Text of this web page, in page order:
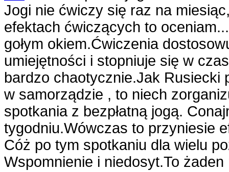
Jogi nie ćwiczy się raz na
efektach ćwiczących to
gołym okiem.Ćwiczenia
umiejętności i stopniuje się w
bardzo chaotycznie.Jak Rusiecki
w samorządzie , to niech
spotkania z bezpłatną jogą.
tygodniu.Wówczas to przyniesie
Cóż po tym spotkaniu dla wielu
Wspomnienie i niedosyt.To żaden